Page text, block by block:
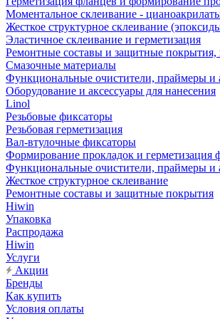
Моментальное склеивание -
Жесткое структурное склеивание
Эластичное склеивание и герметизация
Ремонтные составы и защитные покрытия,
Смазочные материалы
Функциональные очистители, праймеры и
Оборудование и аксессуары для нанесения
Linol
Резьбовые фиксаторы
Резьбовая герметизация
Вал-втулочные фиксаторы
Формирование прокладок и герметизация
Функциональные очистители, праймеры и
Жесткое структурное склеивание
Ремонтные составы и защитные покрытия
Hiwin
Упаковка
Распродажа
Hiwin
Услуги
Акции
Бренды
Как купить
Условия оплаты